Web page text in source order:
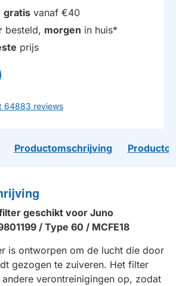
gratis vanaf €40
besteld, morgen in huis*
prijs
64883 reviews
Productomschrijving
geschikt voor Juno
/ Type 60 / MCFE18
is ontworpen om de lucht die door
gezogen te zuiveren. Het filter
verontreinigingen op, zodat